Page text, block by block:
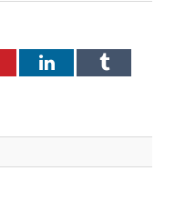
LinkedInTumblr